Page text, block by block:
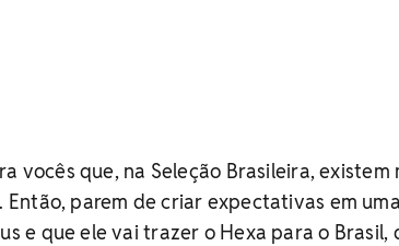
vocês que, na Seleção Brasileira,
Então, parem de criar expectativas em
e que ele vai trazer o Hexa para o Brasil,